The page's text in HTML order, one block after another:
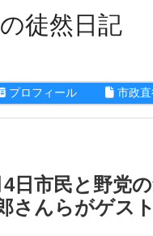
徒然日記
プロフィール 市政直
4日市民と野党
さんらがゲスト